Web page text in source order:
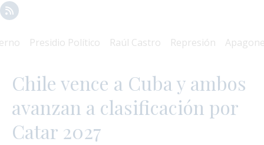
Presidio Político Raúl Castro Represión Apagones
Chile vence a Cuba y ambos
avanzan a clasificación por
Catar 2027